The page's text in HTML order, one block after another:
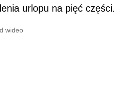
urlopu na pięć części.
wideo